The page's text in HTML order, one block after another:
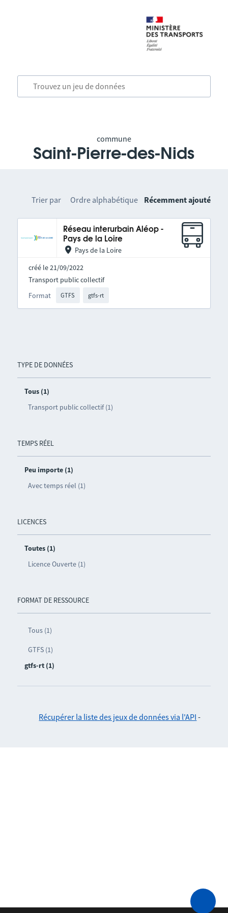
commune
Saint-Pierre-des-Nids
TYPE DE DONNÉES
Tous (1)
Transport public collectif (1)
TEMPS RÉEL
Peu importe (1)
Avec temps réel (1)
LICENCES
Toutes (1)
Licence Ouverte (1)
FORMAT DE RESSOURCE
Tous (1)
GTFS (1)
gtfs-rt (1)
Trier par Ordre alphabétique Récemment ajouté
Réseau interurbain Aléop -
Pays de la Loire
Pays de la Loire
créé le 21/09/2022
Format GTFS gtfs-rt
Transport public collectif
Récupérer la liste des jeux de données via l'API -